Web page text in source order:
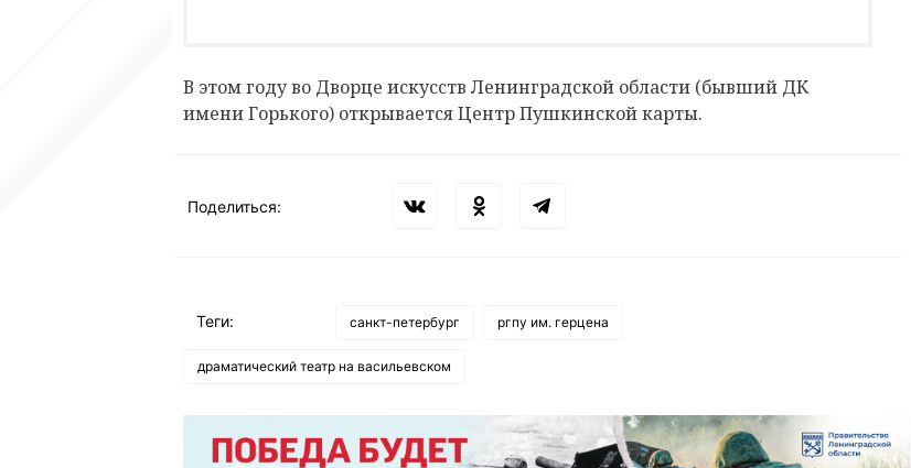
В этом году во Дворце искусств Ленинградской области (бывший ДК
имени Горького) открывается Центр Пушкинской карты.
Поделиться:
Теги: санкт-петербург ргпу им. герцена
драматический театр на васильевском